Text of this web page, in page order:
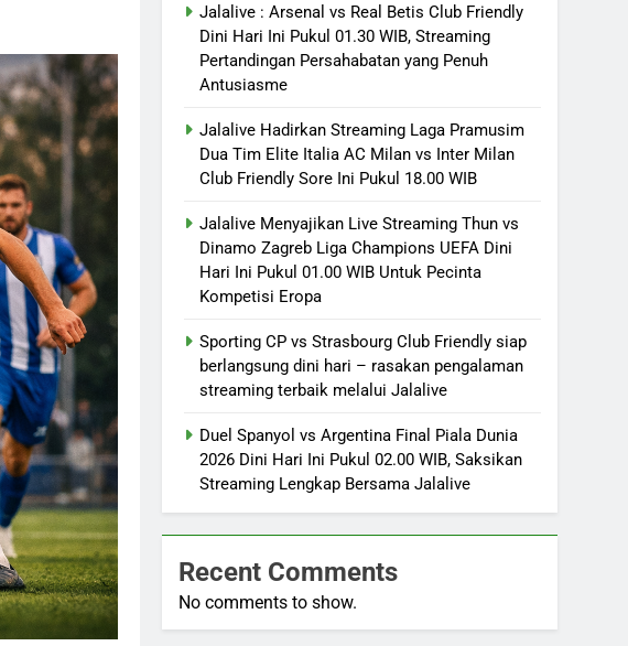
Jalalive : Arsenal vs Real Betis Club Friendly
Dini Hari Ini Pukul 01.30 WIB, Streaming
Pertandingan Persahabatan yang Penuh
Antusiasme
Jalalive Hadirkan Streaming Laga Pramusim
Dua Tim Elite Italia AC Milan vs Inter Milan
Club Friendly Sore Ini Pukul 18.00 WIB
Jalalive Menyajikan Live Streaming Thun vs
Dinamo Zagreb Liga Champions UEFA Dini
Hari Ini Pukul 01.00 WIB Untuk Pecinta
Kompetisi Eropa
Sporting CP vs Strasbourg Club Friendly siap
berlangsung dini hari – rasakan pengalaman
streaming terbaik melalui Jalalive
Duel Spanyol vs Argentina Final Piala Dunia
2026 Dini Hari Ini Pukul 02.00 WIB, Saksikan
Streaming Lengkap Bersama Jalalive
Recent Comments
No comments to show.